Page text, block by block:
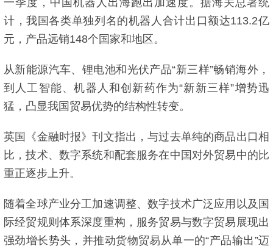
计，我国各类单独列名的机器人合计出口额达113.2亿
元，产品远销148个国家和地区。
从新能源汽车、锂电池和光伏产品“新三样”畅销海外，
到人工智能、机器人和创新药作为“新新三样”增势迅
猛，凸显我国贸易优势的结构性转变。
英国《金融时报》刊文指出，与过去单纯的商品出口相
比，技术、数字系统和配套服务在中国对外贸易中的比
重正逐步上升。
随着全球产业分工加速调整、数字技术广泛应用以及国
际经贸规则体系深度重构，服务贸易与数字贸易展现出
强劲增长势头，并推动货物贸易从单一的“产品输出”迈